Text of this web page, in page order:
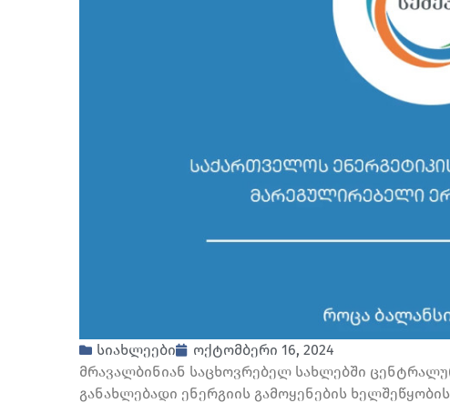
სიახლეები
ოქტომბერი 16, 2024
მრავალბინიან საცხოვრებელ სახლებში
განახლებადი ენერგიის გამოყენების